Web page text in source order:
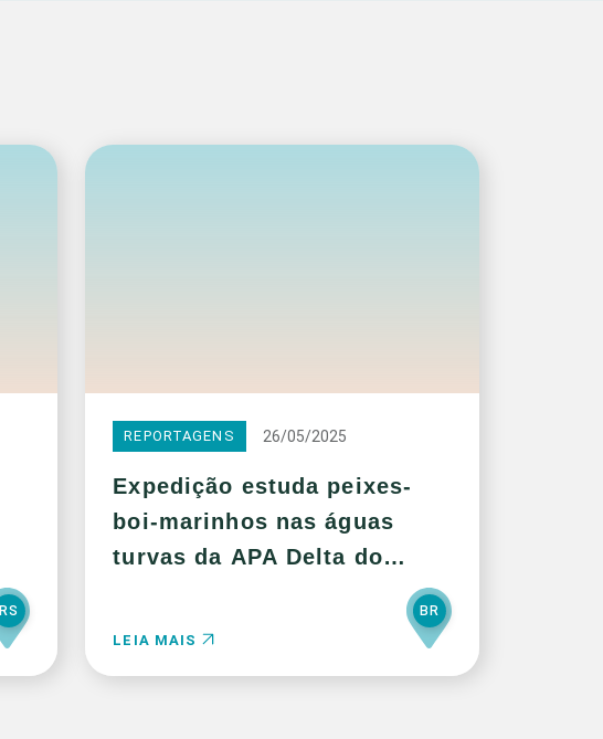
RS
REPORTAGENS 26/05/2025
Expedição estuda peixes-
boi-marinhos nas águas
turvas da APA Delta do
LEIA MAIS
BR